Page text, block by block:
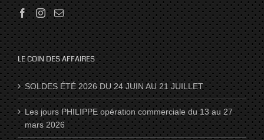
LE COIN DES AFFAIRES
SOLDES ÉTÉ 2026 DU 24 JUIN AU 21 JUILLET
Les jours PHILIPPE opération commerciale du 13 au 27
mars 2026